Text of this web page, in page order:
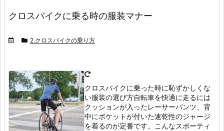
クロスバイクに乗る時の服装マナー
2.クロスバイクの乗り方
クロスバイクに乗った時に恥ずかしくな
い服装の選び方自転車を快適に走るには
クッションが入ったレーサーパンツ、背
中にポケットが付いた速乾性のジャージ
を着るのが定番です。 こんなスポーティ